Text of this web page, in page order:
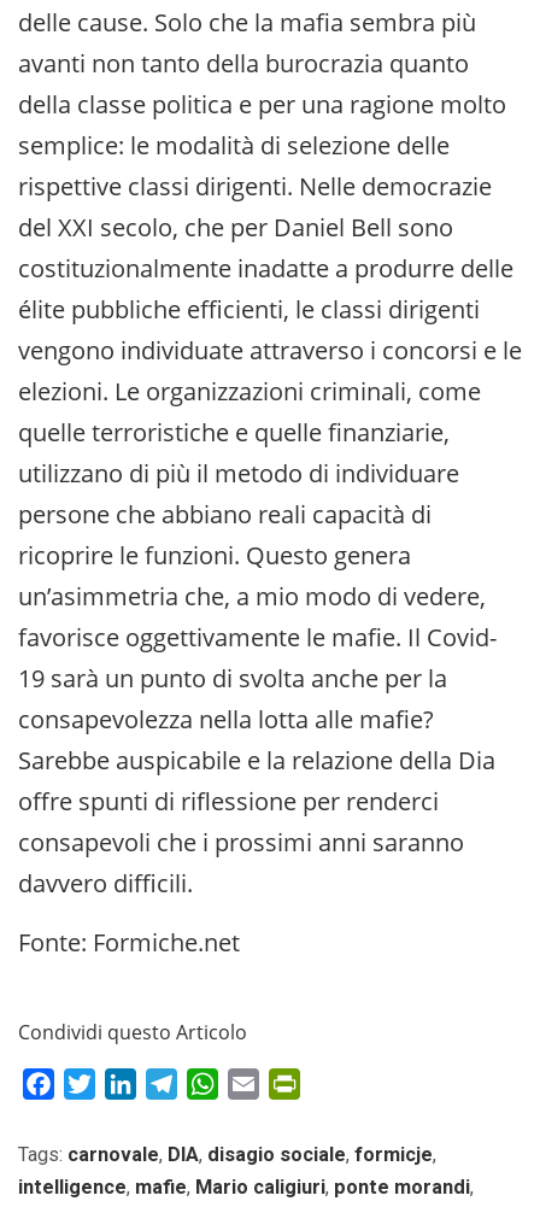
delle cause. Solo che la mafia sembra più
avanti non tanto della burocrazia quanto
della classe politica e per una ragione molto
semplice: le modalità di selezione delle
rispettive classi dirigenti. Nelle democrazie
del XXI secolo, che per Daniel Bell sono
costituzionalmente inadatte a produrre delle
élite pubbliche efficienti, le classi dirigenti
vengono individuate attraverso i concorsi e le
elezioni. Le organizzazioni criminali, come
quelle terroristiche e quelle finanziarie,
utilizzano di più il metodo di individuare
persone che abbiano reali capacità di
ricoprire le funzioni. Questo genera
un’asimmetria che, a mio modo di vedere,
favorisce oggettivamente le mafie. Il Covid-
19 sarà un punto di svolta anche per la
consapevolezza nella lotta alle mafie?
Sarebbe auspicabile e la relazione della Dia
offre spunti di riflessione per renderci
consapevoli che i prossimi anni saranno
davvero difficili.
Fonte: Formiche.net
Condividi questo Articolo
FacebookTwitterLinkedInTelegramWhatsApp
Email
Tags: carnovale, DIA, disagio sociale, formicje,
intelligence, mafie, Mario caligiuri, ponte morandi,